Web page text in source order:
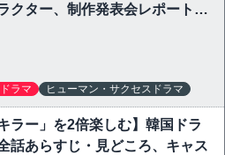
クター、制作発表会レポートな
ラマ ヒューマン・サクセスドラマ
ラー」を2倍楽しむ】韓国ドラ
話あらすじ・見どころ、キャス